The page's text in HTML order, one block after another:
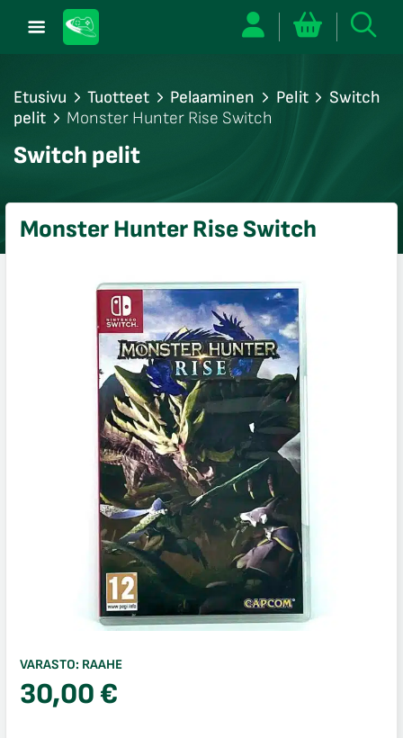
Etusivu Tuotteet Pelaaminen Pelit
Switch
pelit
Monster Hunter Rise Switch
Switch pelit
Monster Hunter Rise Switch
VARASTO: RAAHE
30,00€
sulje
sulje